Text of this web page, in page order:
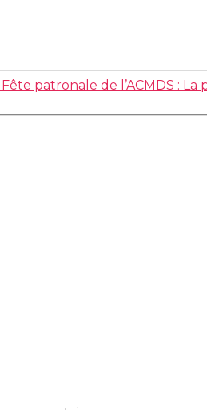
Fête patronale de l’ACMDS : La